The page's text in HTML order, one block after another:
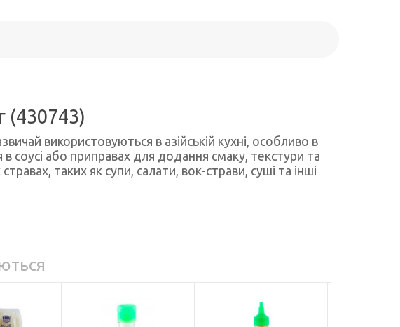
(430743)
використовуються в азійській кухні, особливо в
соусі або приправах для додання смаку, текстури та
таких як супи, салати, вок-страви, суші та інші